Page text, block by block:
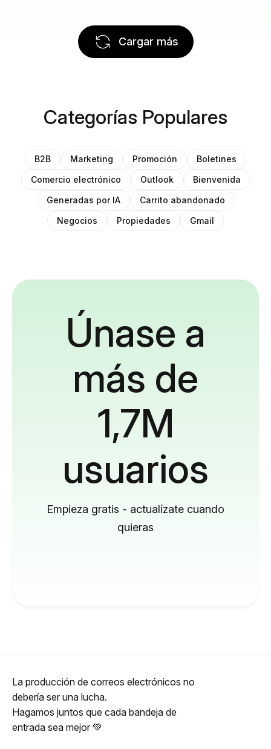
Cargar más
Categorías Populares
B2B Marketing Promoción
Boletines
Comercio electrónico
Outlook
Bienvenida
Generadas por IA
Carrito abandonado
Negocios
Propiedades Gmail
Únase a
más de
1,7M
usuarios
Empieza gratis - actualízate cuando
quieras
La producción de correos electrónicos no
debería ser una lucha.
Hagamos juntos que cada bandeja de
entrada sea mejor 💚